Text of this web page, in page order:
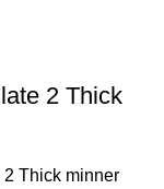
2 Thick
Thick minner